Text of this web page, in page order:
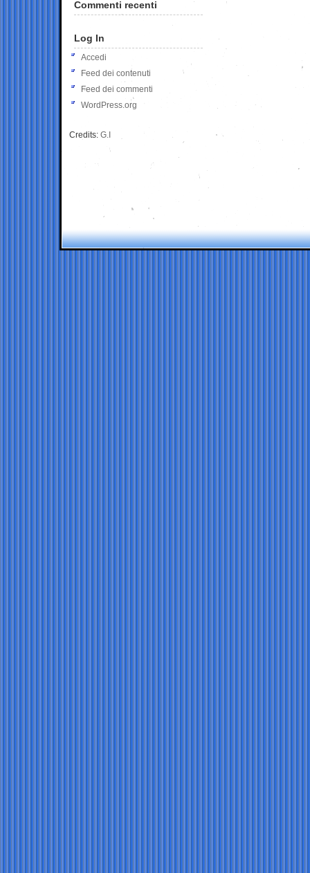
Commenti recenti
Log In
Accedi
Feed dei contenuti
Feed dei commenti
WordPress.org
Credits: G.I